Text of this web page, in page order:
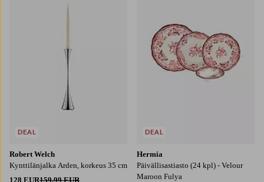
Robert Welch
Kynttilänjalka Arden, korkeus 35 cm
128 EUR159,99 EUR
DEAL
Hermia
Päivällisastiasto (24 kpl) - Velour
Maroon Fulya
DEAL